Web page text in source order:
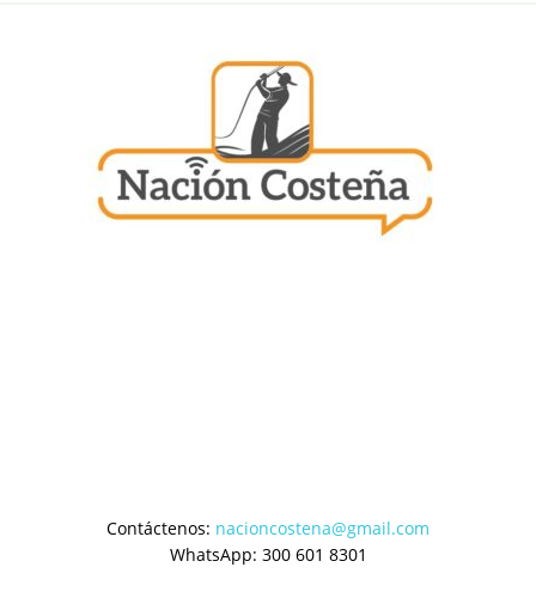
Contáctenos: nacioncostena@gmail.com
WhatsApp: 300 601 8301